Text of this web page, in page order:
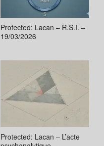
Protected: Lacan – R.S.I. –
19/03/2026
Protected: Lacan – L’acte